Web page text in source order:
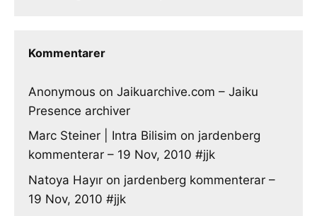
Kommentarer
Anonymous on Jaikuarchive.com – Jaiku
Presence archiver
Marc Steiner | Intra Bilisim on jardenberg
kommenterar – 19 Nov, 2010 #jjk
Natoya Hayır on jardenberg kommenterar –
19 Nov, 2010 #jjk